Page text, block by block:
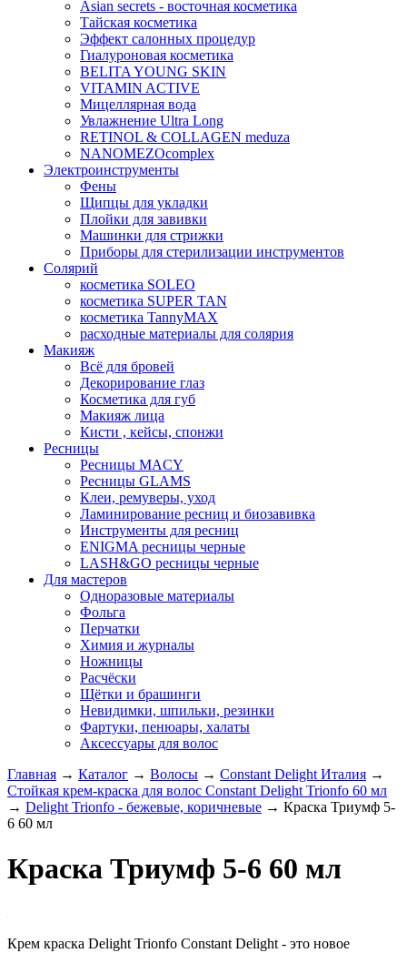
Asian seсrets - восточная косметика
Тайская косметика
Эффект салонных процедур
Гиалуроновая косметика
BELITA YOUNG SKIN
VITAMIN ACTIVE
Мицеллярная вода
Увлажнение Ultra Long
RETINOL & COLLAGEN meduza
NANOMEZOcomplex
Электроинструменты
Фены
Щипцы для укладки
Плойки для завивки
Машинки для стрижки
Приборы для стерилизации инструментов
Солярий
косметика SOLEO
косметика SUPER TAN
косметика TannyMAX
расходные материалы для солярия
Макияж
Всё для бровей
Декорирование глаз
Косметика для губ
Макияж лица
Кисти , кейсы, спонжи
Ресницы
Ресницы MACY
Ресницы GLAMS
Клеи, ремуверы, уход
Ламинирование ресниц и биозавивка
Инструменты для ресниц
ENIGMA ресницы черные
LASH&GO ресницы черные
Для мастеров
Одноразовые материалы
Фольга
Перчатки
Химия и журналы
Ножницы
Расчёски
Щётки и брашинги
Невидимки, шпильки, резинки
Фартуки, пенюары, халаты
Аксессуары для волос
Главная → Каталог → Волосы → Constant Delight Италия →
Стойкая крем-краска для волос Constant Delight Trionfo 60 мл
→ Delight Trionfo - бежевые, коричневые → Краска Триумф 5-
6 60 мл
Краска Триумф 5-6 60 мл
Крем краска Delight Trionfo Constant Delight - это новое